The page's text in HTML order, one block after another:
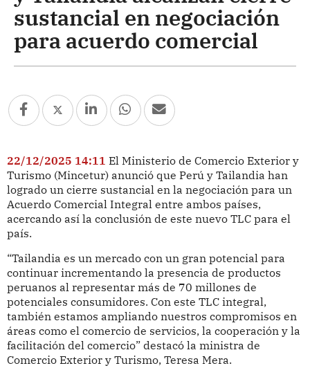
sustancial en negociación
para acuerdo comercial
22/12/2025 14:11 El Ministerio de Comercio Exterior y
Turismo (Mincetur) anunció que Perú y Tailandia han
logrado un cierre sustancial en la negociación para un
Acuerdo Comercial Integral entre ambos países,
acercando así la conclusión de este nuevo TLC para el
país.
“Tailandia es un mercado con un gran potencial para
continuar incrementando la presencia de productos
peruanos al representar más de 70 millones de
potenciales consumidores. Con este TLC integral,
también estamos ampliando nuestros compromisos en
áreas como el comercio de servicios, la cooperación y la
facilitación del comercio” destacó la ministra de
Comercio Exterior y Turismo, Teresa Mera.